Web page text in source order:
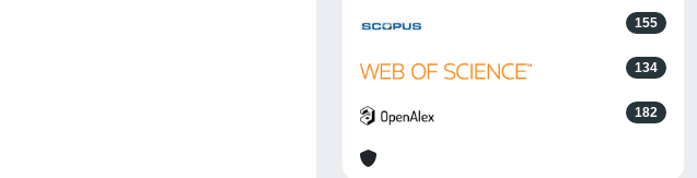
155
134
182